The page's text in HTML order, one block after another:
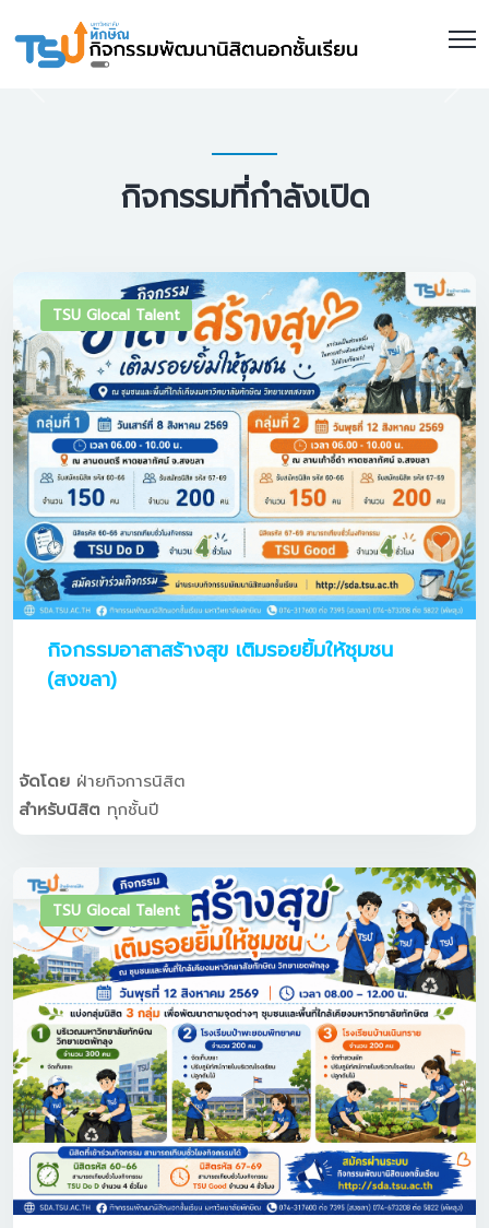
กิจกรรมที่กำลังเปิด
TSU Glocal Talent
กิจกรรมอาสาสร้างสุข เติมรอยยิ้มให้ชุมชน
(สงขลา)
จัดโดย ฝ่ายกิจการนิสิต
สำหรับนิสิต ทุกชั้นปี
TSU Glocal Talent